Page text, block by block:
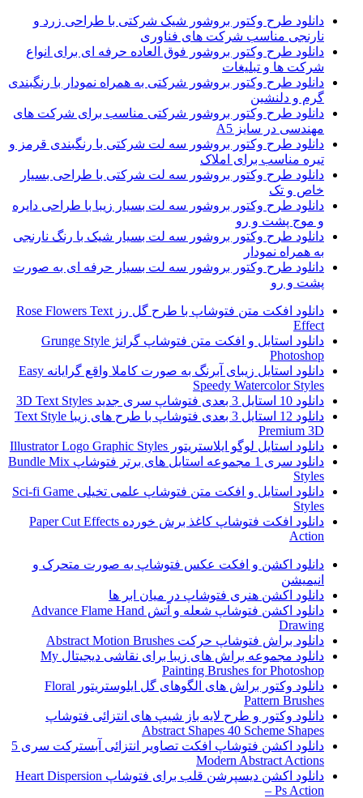
دانلود طرح وکتور بروشور شیک شرکتی با طراحی زرد و
نارنجی مناسب شرکت های فناوری
دانلود طرح وکتور بروشور فوق العاده حرفه ای برای انواع
شرکت ها و تبلیغات
دانلود طرح وکتور بروشور شرکتی به همراه نمودار با رنگبندی
گرم و دلنشین
دانلود طرح وکتور بروشور شرکتی مناسب برای شرکت های
مهندسی در سایز A5
دانلود طرح وکتور بروشور سه لت شرکتی با رنگبندی قرمز و
تیره مناسب برای املاک
دانلود طرح وکتور بروشور سه لت شرکتی با طراحی بسیار
خاص و تک
دانلود طرح وکتور بروشور سه لت بسیار زیبا با طراحی دایره
و موج پشت و رو
دانلود طرح وکتور بروشور سه لت بسیار شیک با رنگ نارنجی
به همراه نمودار
دانلود طرح وکتور بروشور سه لت بسیار حرفه ای به صورت
پشت و رو
دانلود افکت متن فتوشاپ با طرح گل رز Rose Flowers Text
Effect
دانلود استایل و افکت متن فتوشاپ گرانژ Grunge Style
Photoshop
دانلود استایل زیبای آبرنگ به صورت کاملا واقع گرایانه Easy
Speedy Watercolor Styles
دانلود 10 استایل 3 بعدی فتوشاپ سری جدید 3D Text Styles
دانلود 12 استایل 3 بعدی فتوشاپ با طرح های زیبا Text Style
Premium 3D
دانلود استایل لوگو ایلاستریتور Illustrator Logo Graphic Styles
دانلود سری 1 مجموعه استایل های برتر فتوشاپ Bundle Mix
Styles
دانلود استایل و افکت متن فتوشاپ علمی تخیلی Sci-fi Game
Styles
دانلود افکت فتوشاپ کاغذ برش خورده Paper Cut Effects
Action
دانلود اکشن و افکت عکس فتوشاپ به صورت متحرک و
انیمیشن
دانلود اکشن هنری فتوشاپ در میان ابر ها
دانلود اکشن فتوشاپ شعله و آتش Advance Flame Hand
Drawing
دانلود براش فتوشاپ حرکت Abstract Motion Brushes
دانلود مجموعه براش های زیبا برای نقاشی دیجیتال My
Painting Brushes for Photoshop
دانلود وکتور براش های الگوهای گل ایلوستریتور Floral
Pattern Brushes
دانلود وکتور و طرح لایه باز شیپ های انتزائی فتوشاپ
Abstract Shapes 40 Scheme Shapes
دانلود اکشن فتوشاپ افکت تصاویر انتزائی آبسترکت سری 5
Modern Abstract Actions
دانلود اکشن دیسپرشن قلب برای فتوشاپ Heart Dispersion
– Ps Action